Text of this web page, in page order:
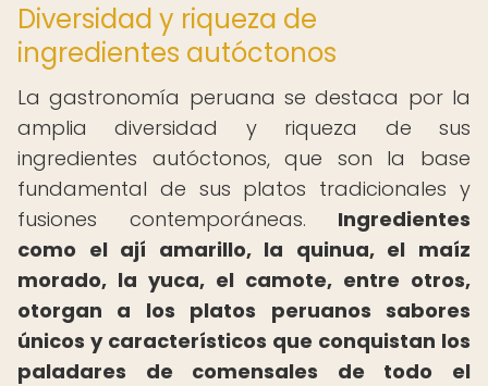
Diversidad y riqueza de
ingredientes autóctonos
La gastronomía peruana se destaca por la
amplia diversidad y riqueza de sus
ingredientes autóctonos, que son la base
fundamental de sus platos tradicionales y
fusiones contemporáneas. Ingredientes
como el ají amarillo, la quinua, el maíz
morado, la yuca, el camote, entre otros,
otorgan a los platos peruanos sabores
únicos y característicos que conquistan los
paladares de comensales de todo el